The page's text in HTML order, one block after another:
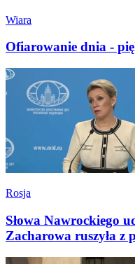
Wiara
Ofiarowanie dnia -
Rosja
Słowa Nawrockiego
Zacharowa ruszyła z